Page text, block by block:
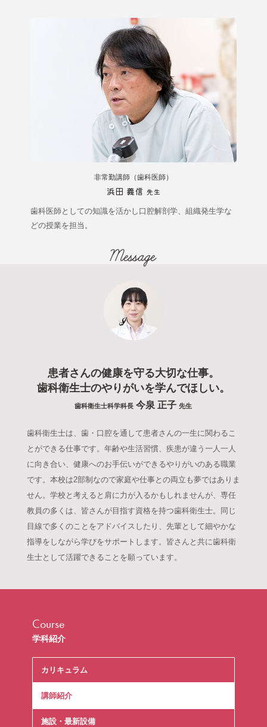
非常勤講師（歯科医師）
浜田 義信 先生
歯科医師としての知識を活かし口腔解剖学、組織発生学な
どの授業を担当。
Message
患者さんの健康を守る大切な仕事。
歯科衛生士のやりがいを学んでほしい。
歯科衛生士科学科長 今泉 正子先生
歯科衛生士は、歯・口腔を通して患者さんの一生に関わるこ
とができる仕事です。年齢や生活習慣、疾患が違う一人一人
に向き合い、健康へのお手伝いができるやりがいのある職業
です。本校は2部制なので家庭や仕事との両立も夢ではありま
せん。学校と考えると肩に力が入るかもしれませんが、専任
教員の多くは、皆さんが目指す資格を持つ歯科衛生士。同じ
目線で多くのことをアドバイスしたり、先輩として細やかな
指導をしながら学びをサポートします。皆さんと共に歯科衛
生士として活躍できることを願っています。
Course
学科紹介
カリキュラム
講師紹介
施設・最新設備